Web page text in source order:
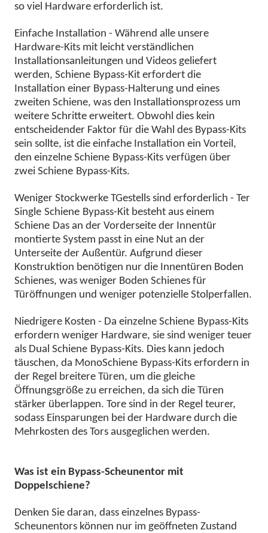
so viel Hardware erforderlich ist.
Einfache Installation - Während alle unsere
Hardware-Kits mit leicht verständlichen
Installationsanleitungen und Videos geliefert
werden,Schiene Bypass-Kit erfordert die
Installation einer Bypass-Halterung und eines
zweitenSchiene, was den Installationsprozess um
weitere Schritte erweitert. Obwohl dies kein
entscheidender Faktor für die Wahl des Bypass-Kits
sein sollte, ist die einfache Installation ein Vorteil,
den einzelneSchiene Bypass-Kits verfügen über
zweiSchiene Bypass-Kits.
Weniger StockwerkeTGestells sind erforderlich -Ter
Single Schiene Bypass-Kit besteht aus einem
Schiene Das an der Vorderseite der Innentür
montierte System passt in eine Nut an der
Unterseite der Außentür. Aufgrund dieser
Konstruktion benötigen nur die Innentüren Boden
Schienes, was weniger BodenSchienes für
Türöffnungen und weniger potenzielle Stolperfallen.
Niedrigere Kosten - Da einzelneSchiene Bypass-Kits
erfordern weniger Hardware, sie sind weniger teuer
als DualSchiene Bypass-Kits. Dies kann jedoch
täuschen, da MonoSchiene Bypass-Kits erfordern in
der Regel breitere Türen, um die gleiche
Öffnungsgröße zu erreichen, da sich die Türen
stärker überlappen. Tore sind in der Regel teurer,
sodass Einsparungen bei der Hardware durch die
Mehrkosten des Tors ausgeglichen werden.
Was ist ein Bypass-Scheunentor mit
Doppelschiene?
Denken Sie daran, dasseinzelnes Bypass-
Scheunentors können nur im geöffneten Zustand